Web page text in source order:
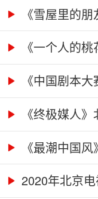
《雪屋里的
《一个人的
《中国剧本
《终极媒人
《最潮中国
2020年北京